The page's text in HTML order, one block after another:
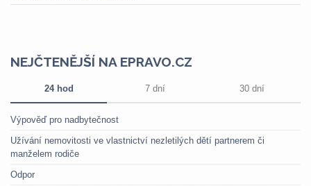
NEJČTENĚJŠÍ NA EPRAVO.CZ
24 hod 7 dní 30 dní
Výpověď pro nadbytečnost
Užívání nemovitosti ve vlastnictví nezletilých dětí partnerem či
manželem rodiče
Odpor